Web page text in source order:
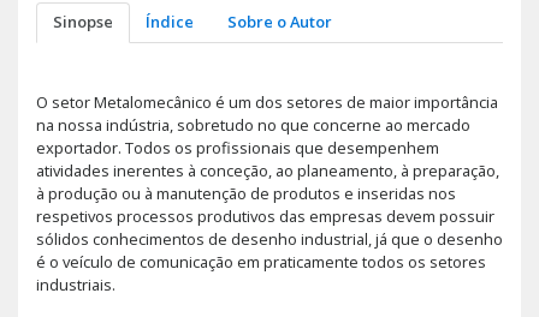
Sinopse Índice Sobre o Autor
O setor Metalomecânico é um dos setores de maior importância
na nossa indústria, sobretudo no que concerne ao mercado
exportador. Todos os profissionais que desempenhem
atividades inerentes à conceção, ao planeamento, à preparação,
à produção ou à manutenção de produtos e inseridas nos
respetivos processos produtivos das empresas devem possuir
sólidos conhecimentos de desenho industrial, já que o desenho
é o veículo de comunicação em praticamente todos os setores
industriais.